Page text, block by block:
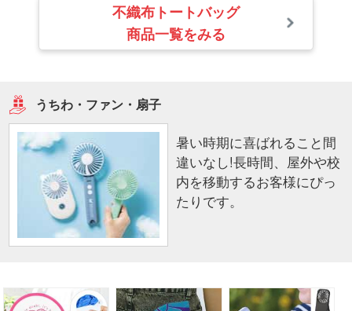
不織布トートバッグ
商品一覧をみる
うちわ・ファン・扇子
暑い時期に喜ばれること間
違いなし!長時間、屋外や校
内を移動するお客様にぴっ
たりです。